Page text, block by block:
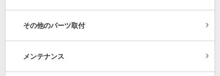
その他のパーツ取付
メンテナンス